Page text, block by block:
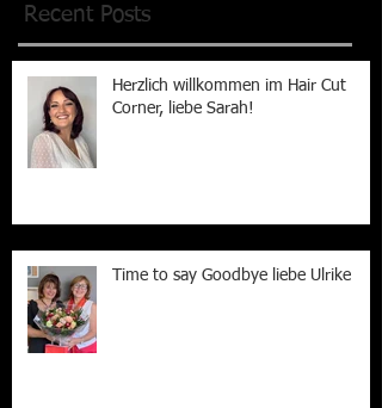
Recent Posts
Herzlich willkommen im Hair Cut
Corner, liebe Sarah!
Time to say Goodbye liebe Ulrike